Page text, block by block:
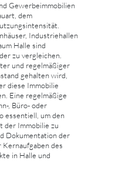
Gewerbeimmobilien
dem
Industriehallen
Halle sind
zu vergleichen.
und regelmäßiger
gehalten wird,
diese Immobilie
Eine regelmäßige
, Büro- oder
essentiell, um den
der Immobilie zu
Dokumentation der
des
in Halle und